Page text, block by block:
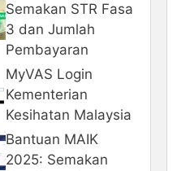
Semakan STR Fasa
3 dan Jumlah
Pembayaran
MyVAS Login
Kementerian
Kesihatan Malaysia
Bantuan MAIK
2025: Semakan